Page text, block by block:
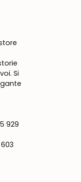
Si
929